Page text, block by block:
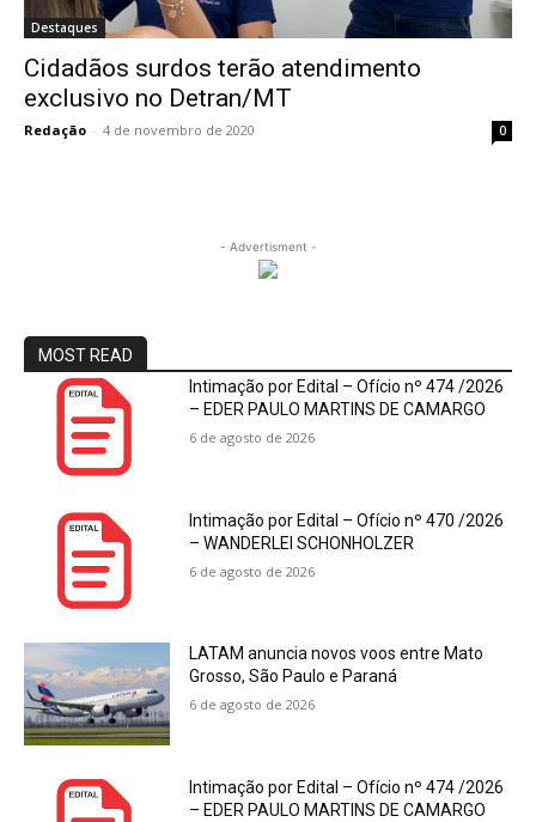
Destaques
Cidadãos surdos terão atendimento
exclusivo no Detran/MT
Redação - 4 de novembro de 2020 0
- Advertisment -
MOST READ
Intimação por Edital – Ofício nº 474 /2026
– EDER PAULO MARTINS DE CAMARGO
6 de agosto de 2026
Intimação por Edital – Ofício nº 470 /2026
– WANDERLEI SCHONHOLZER
6 de agosto de 2026
LATAM anuncia novos voos entre Mato
Grosso, São Paulo e Paraná
6 de agosto de 2026
Intimação por Edital – Ofício nº 474 /2026
– EDER PAULO MARTINS DE CAMARGO